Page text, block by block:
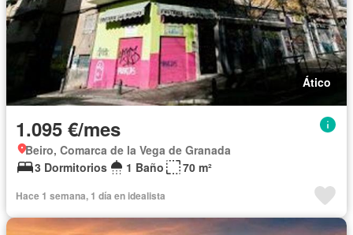
Ático
1.095 €/mes
Beiro, Comarca de la Vega de Granada
3 Dormitorios
1 Baño 70 m²
Hace 1 semana, 1 día en idealista